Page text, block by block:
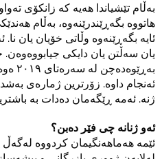
بەڵام تێشیاندا هەیە کە زانکۆی
هاتووە بگەڕێندرێنەوە، بەڵام
ئایە بگەڕێنەوە وڵاتی خۆیان یان
یان سەڵتن یان دایکی
ئەنجام داوە. زۆرترین ژمارەی
ژنە. ئەمە ڕێگەمان دەدات بە
ئەو ژنانە چی فێر دەبن؟
ئێمە هەماهەنگیمان کردووە